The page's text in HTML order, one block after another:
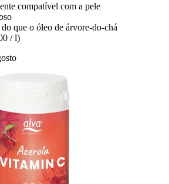
compatível com a pele
que o óleo de árvore-do-chá
/ l)